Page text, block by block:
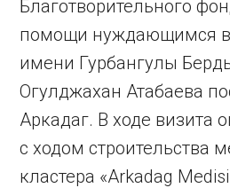
Благотворительного
помощи нуждающимся в
имени Гурбангулы
Огулджахан Атабаева
Аркадаг. В ходе визита
с ходом строительства
кластера «Arkadag